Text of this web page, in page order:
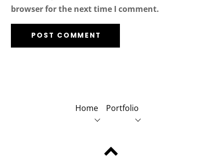
browser for the next time I comment.
Home Portfolio